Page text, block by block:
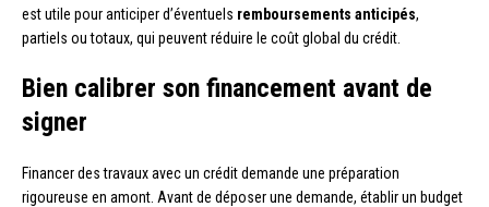
est utile pour anticiper d’éventuels remboursements anticipés,
partiels ou totaux, qui peuvent réduire le coût global du crédit.
Bien calibrer son financement avant de
signer
Financer des travaux avec un crédit demande une préparation
rigoureuse en amont. Avant de déposer une demande, établir un budget